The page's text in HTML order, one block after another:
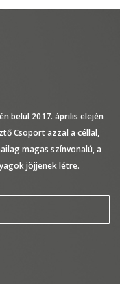
belül 2017. április elején
Csoport azzal a céllal,
magas színvonalú, a
jöjjenek létre.